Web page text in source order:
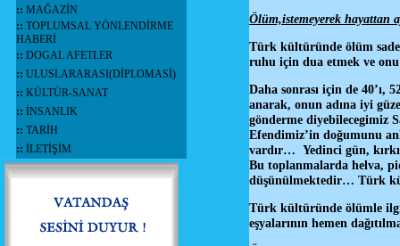
:: MAĞAZİN
:: TOPLUMSAL YÖNLENDİRME
HABERİ
:: DOGAL AFETLER
:: ULUSLARARASI(DİPLOMASİ)
:: KÜLTÜR-SANAT
:: İNSANLIK
:: TARİH
:: İLETİŞİM
Ölüm,istemeyerek hayattan
Türk kültüründe ölüm
ruhu için dua etmek ve
Daha sonrası için de 40’ı,
anarak, onun adına iyi
gönderme diyebilecegimiz
Efendimiz’in doğumunu
vardır… Yedinci gün,
Bu toplanmalarda helva,
düşünülmektedir… Türk
Türk kültüründe ölümle
eşyalarının hemen